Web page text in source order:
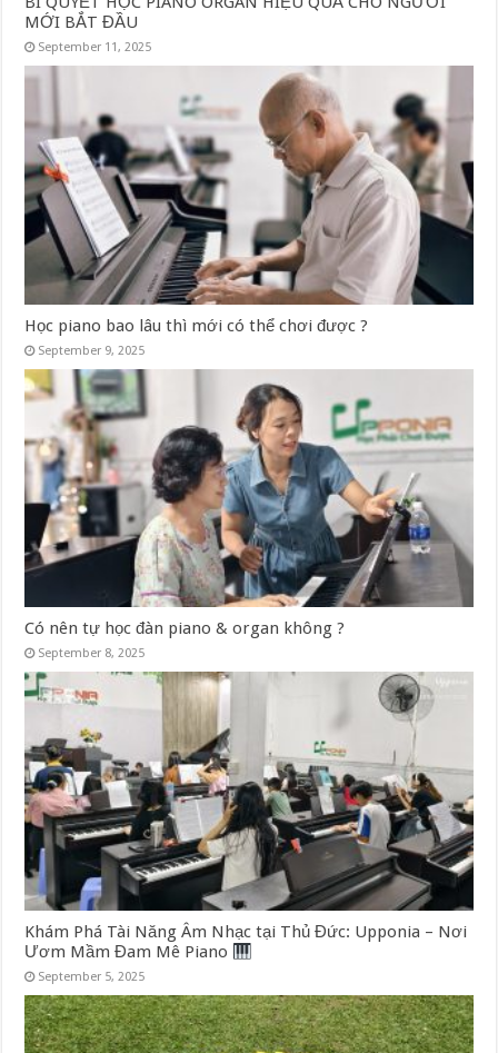
MỚI BẮT ĐẦU
September 11, 2025
Học piano bao lâu thì mới có thể chơi được ?
September 9, 2025
Có nên tự học đàn piano & organ không ?
September 8, 2025
Khám Phá Tài Năng Âm Nhạc tại Thủ Đức: Upponia – Nơi
Ươm Mầm Đam Mê Piano
September 5, 2025